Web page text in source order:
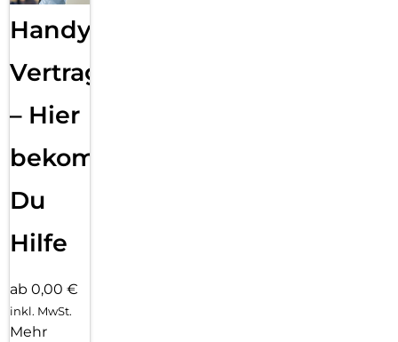
Handy
Vertragsabwicklung
– Hier
bekommst
Du
Hilfe
ab 0,00 €
inkl. MwSt.
Mehr